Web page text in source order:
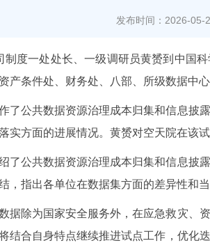
发布时间：2026-05-
制度一处处长、一级调研员黄赟到中国
产条件处、财务处、八部、所级数据中
了公共数据资源治理成本归集和信息披
实方面的进展情况。黄赟对空天院在该
了公共数据资源治理成本归集和信息披
，指出各单位在数据集方面的差异性和
据除为国家安全服务外，在应急救灾、
结合自身特点继续推进试点工作，优化